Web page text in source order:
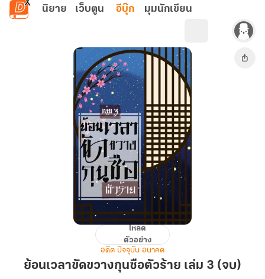
ข้ามไปยังเนื้อหาหลัก
นิยาย เว็บตูน อีบุ๊ก มุมนักเขียน
ขัด
โหลด
ตัวอย่าง
อดีต ปัจจุบัน อนาคต
ย้อนเวลาขัดขวางกุนซือตัวร้าย เล่ม 3 (จบ)